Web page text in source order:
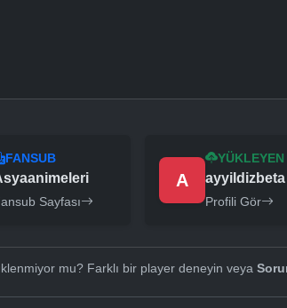
FANSUB
Sayfası
A ayyildizbeta
Profili Gör
mu? Farklı bir player deneyin veya